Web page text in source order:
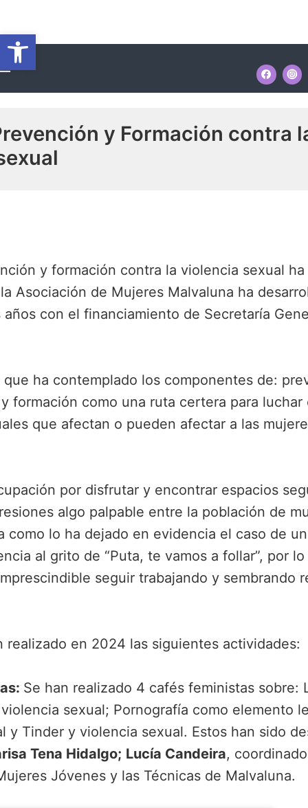
Abrir barra de herramientas
y Formación contra
y formación contra la violencia sexual
Asociación de Mujeres Malvaluna ha
con el financiamiento de Secretaría
ha contemplado los componentes de:
formación como una ruta certera para luchar
que afectan o pueden afectar a las
por disfrutar y encontrar espacios
algo palpable entre la población de
como lo ha dejado en evidencia el caso de
al grito de “Puta, te vamos a follar”, por
seguir trabajando y sembrando
realizado en 2024 las siguientes actividades:
Se han realizado 4 cafés feministas sobre:
sexual; Pornografía como elemento
y Tinder y violencia sexual. Estos han sido
Tena Hidalgo; Lucía Candeira,
Jóvenes y las Técnicas de Malvaluna.